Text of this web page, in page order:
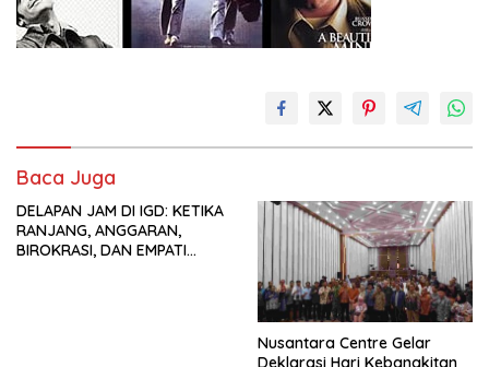
Baca Juga
DELAPAN JAM DI IGD: KETIKA
RANJANG, ANGGARAN,
BIROKRASI, DAN EMPATI
Nusantara Centre Gelar
Deklarasi Hari Kebangkitan